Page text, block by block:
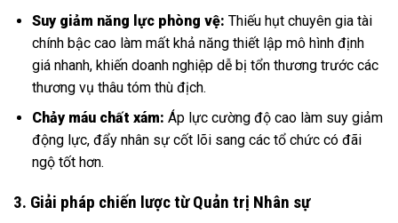
Suy giảm năng lực phòng vệ: Thiếu hụt chuyên gia tài
chính bậc cao làm mất khả năng thiết lập mô hình định
giá nhanh, khiến doanh nghiệp dễ bị tổn thương trước các
thương vụ thâu tóm thù địch.
Chảy máu chất xám: Áp lực cường độ cao làm suy giảm
động lực, đẩy nhân sự cốt lõi sang các tổ chức có đãi
ngộ tốt hơn.
3. Giải pháp chiến lược từ Quản trị Nhân sự